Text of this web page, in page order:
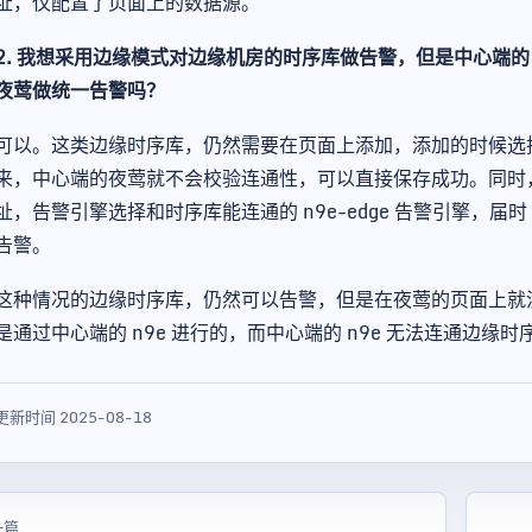
我想采用边缘模式对边缘机房的时序库做告警，但是中心端
莺做统一告警吗？
以。这类边缘时序库，仍然需要在页面上添加，添加的时候
，中心端的夜莺就不会校验连通性，可以直接保存成功。同
，告警引擎选择和时序库能连通的 n9e-edge 告警引擎，届
警。
种情况的边缘时序库，仍然可以告警，但是在夜莺的页面上
通过中心端的 n9e 进行的，而中心端的 n9e 无法连通边缘时
新时间 2025-08-18